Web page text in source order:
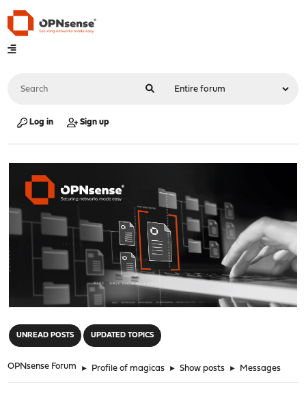
Log in Sign up
UNREAD POSTS UPDATED TOPICS
OPNsense Forum ► Profile of magicas ► Show posts ► Messages